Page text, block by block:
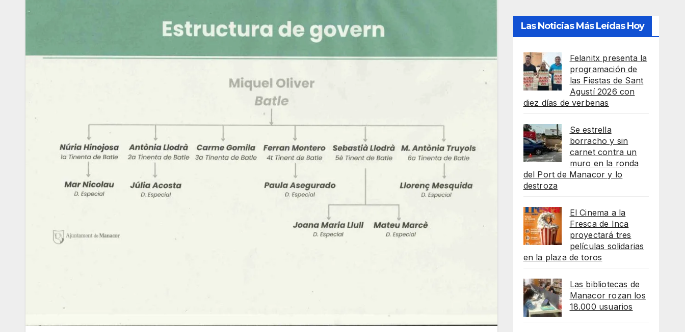
Las Noticias Más Leídas Hoy
Felanitx presenta la
programación de
las Fiestas de Sant
Agustí 2026 con
diez días de verbenas
Se estrella
borracho y sin
carnet contra un
muro en la ronda
del Port de Manacor y lo
destroza
El Cinema a la
Fresca de Inca
proyectará tres
películas solidarias
en la plaza de toros
Las bibliotecas de
Manacor rozan los
18.000 usuarios